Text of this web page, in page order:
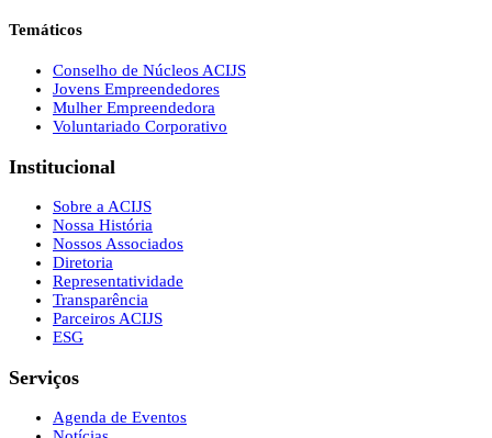
Temáticos
Conselho de Núcleos ACIJS
Jovens Empreendedores
Mulher Empreendedora
Voluntariado Corporativo
Institucional
Sobre a ACIJS
Nossa História
Nossos Associados
Diretoria
Representatividade
Transparência
Parceiros ACIJS
ESG
Serviços
Agenda de Eventos